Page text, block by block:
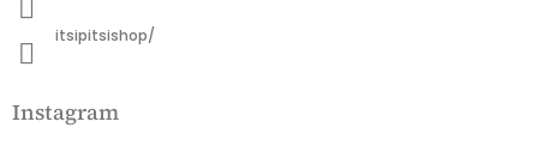
itsipitsishop/
Instagram